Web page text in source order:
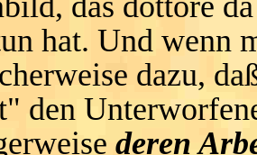
hat. Und wenn
dazu,
den
deren